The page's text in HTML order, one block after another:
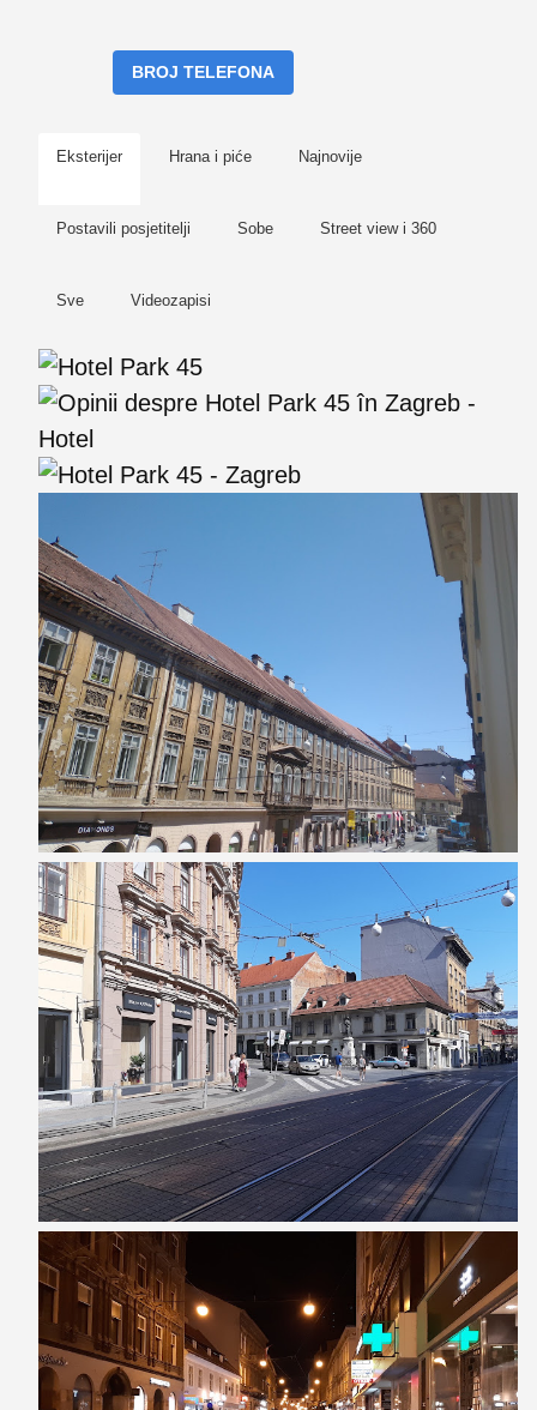
BROJ TELEFONA
Eksterijer Hrana i piće Najnovije
Postavili posjetitelji Sobe Street view i 360
Sve Videozapisi